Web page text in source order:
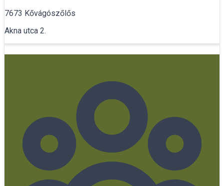
7673 Kővágószőlős
Akna utca 2.